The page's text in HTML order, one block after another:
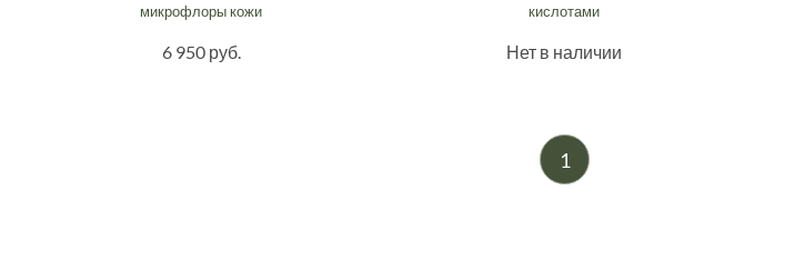
микрофлоры кожи
6 950 руб.
кислотами
Нет в наличии
1